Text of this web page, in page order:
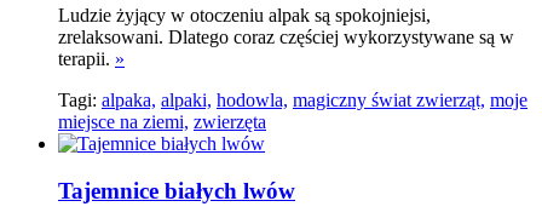
Ludzie żyjący w otoczeniu alpak są spokojniejsi,
zrelaksowani. Dlatego coraz częściej wykorzystywane są w
terapii. »
Tagi: alpaka, alpaki, hodowla, magiczny świat zwierząt, moje
miejsce na ziemi, zwierzęta
Tajemnice białych lwów